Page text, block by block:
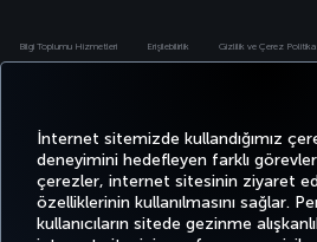
İnternet sitemizde kullandığımız
deneyimini hedefleyen farklı
çerezler, internet sitesinin ziyaret
özelliklerinin kullanılmasını sağlar.
kullanıcıların sitede gezinme
Bilgi Toplumu Hizmetleri Erişilebilirlik Gizlilik ve Çerez